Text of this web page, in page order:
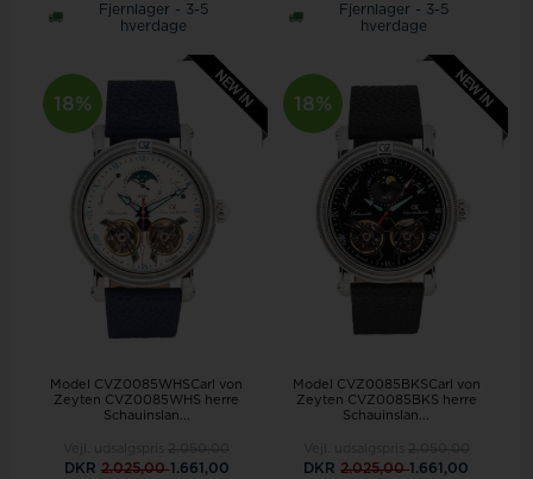
Fjernlager - 3-5
hverdage
Fjernlager - 3-5
hverdage
18%
Model CVZ0085WHSCarl von
Zeyten CVZ0085WHS herre
Schauinslan...
DKR 2.025,001.661,00
18%
Model CVZ0085BKSCarl von
Zeyten CVZ0085BKS herre
Schauinslan...
DKR2.025,001.661,00